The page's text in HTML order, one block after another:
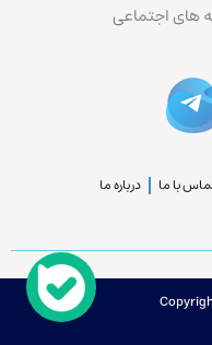
های اجتماعی
با ما درباره ما